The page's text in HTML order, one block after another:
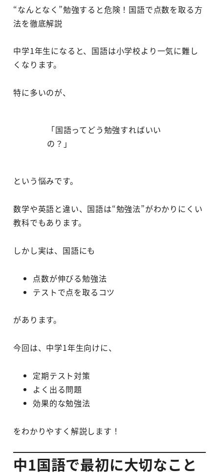
“なんとなく”勉強すると危険！国語で点数を取る方
法を徹底解説
中学1年生になると、国語は小学校より一気に難し
くなります。
特に多いのが、
「国語ってどう勉強すればいい
の？」
という悩みです。
数学や英語と違い、国語は“勉強法”がわかりにくい
教科でもあります。
しかし実は、国語にも
点数が伸びる勉強法
テストで点を取るコツ
があります。
今回は、中学1年生向けに、
定期テスト対策
よく出る問題
効果的な勉強法
をわかりやすく解説します！
中1国語で最初に大切なこと